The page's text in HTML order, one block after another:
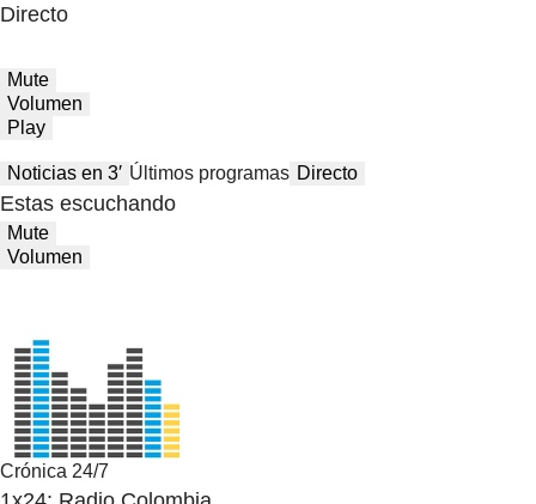
Directo
Mute
Volumen
Play
Noticias en 3′ Últimos programas Directo
Estas escuchando
Mute
Volumen
Crónica 24/7